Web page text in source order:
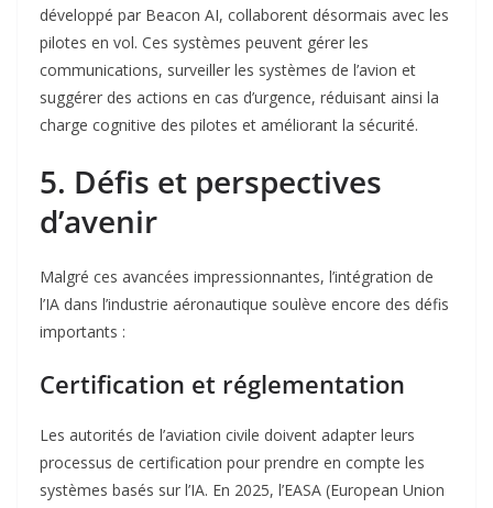
développé par Beacon AI, collaborent désormais avec les
pilotes en vol. Ces systèmes peuvent gérer les
communications, surveiller les systèmes de l’avion et
suggérer des actions en cas d’urgence, réduisant ainsi la
charge cognitive des pilotes et améliorant la sécurité.
5. Défis et perspectives
d’avenir
Malgré ces avancées impressionnantes, l’intégration de
l’IA dans l’industrie aéronautique soulève encore des défis
importants :
Certification et réglementation
Les autorités de l’aviation civile doivent adapter leurs
processus de certification pour prendre en compte les
systèmes basés sur l’IA. En 2025, l’EASA (European Union